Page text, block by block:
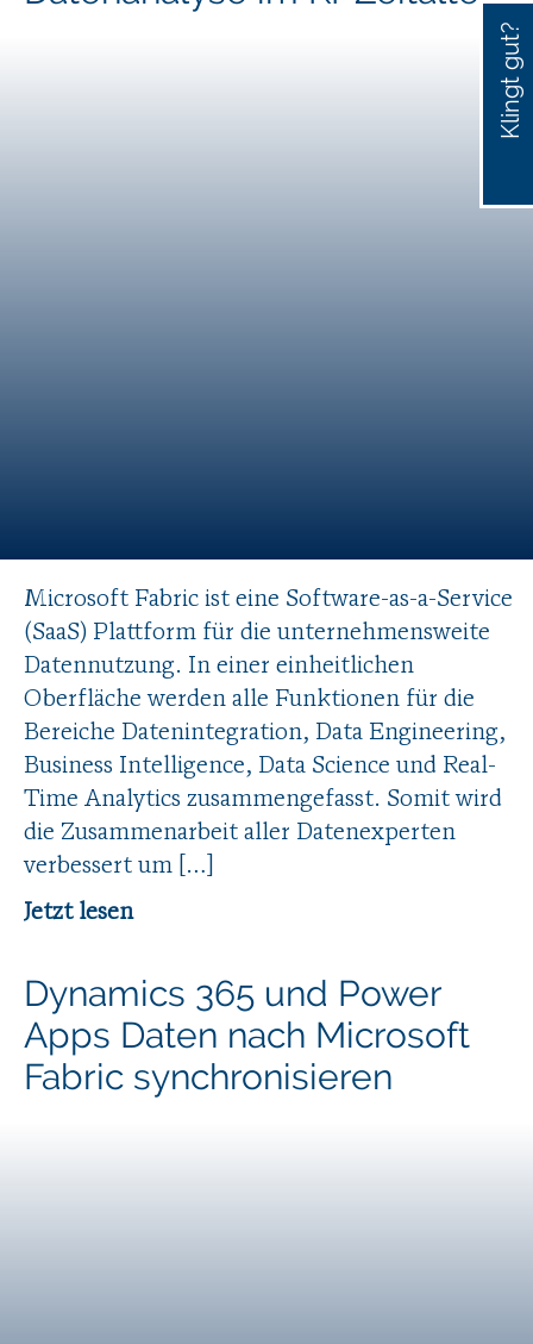
Microsoft Fabric ist eine Software-as-a-Service
(SaaS) Plattform für die unternehmensweite
Datennutzung. In einer einheitlichen
Oberfläche werden alle Funktionen für die
Bereiche Datenintegration, Data Engineering,
Business Intelligence, Data Science und Real-
Time Analytics zusammengefasst. Somit wird
die Zusammenarbeit aller Datenexperten
verbessert um […]
Jetzt lesen
Dynamics 365 und Power
Apps Daten nach Microsoft
Fabric synchronisieren
Klingt gut?